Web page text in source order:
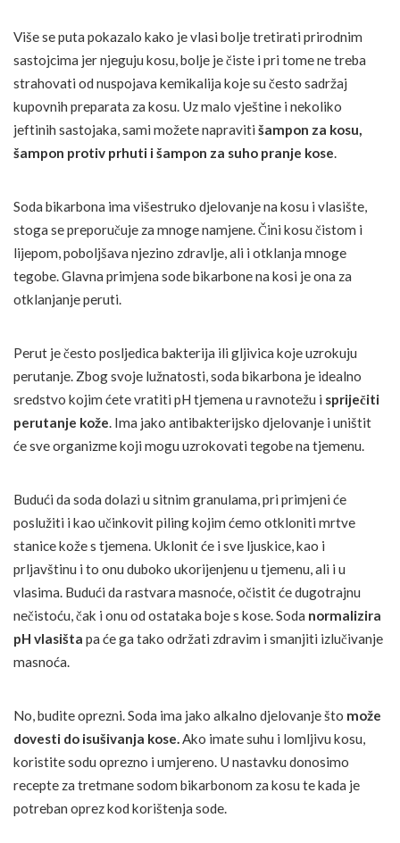
Više se puta pokazalo kako je vlasi bolje tretirati prirodnim
sastojcima jer njeguju kosu, bolje je čiste i pri tome ne treba
strahovati od nuspojava kemikalija koje su često sadržaj
kupovnih preparata za kosu. Uz malo vještine i nekoliko
jeftinih sastojaka, sami možete napraviti šampon za kosu,
šampon protiv prhuti i šampon za suho pranje kose.
Soda bikarbona ima višestruko djelovanje na kosu i vlasište,
stoga se preporučuje za mnoge namjene. Čini kosu čistom i
lijepom, poboljšava njezino zdravlje, ali i otklanja mnoge
tegobe. Glavna primjena sode bikarbone na kosi je ona za
otklanjanje peruti.
Perut je često posljedica bakterija ili gljivica koje uzrokuju
perutanje. Zbog svoje lužnatosti, soda bikarbona je idealno
sredstvo kojim ćete vratiti pH tjemena u ravnotežu i spriječiti
perutanje kože. Ima jako antibakterijsko djelovanje i uništit
će sve organizme koji mogu uzrokovati tegobe na tjemenu.
Budući da soda dolazi u sitnim granulama, pri primjeni će
poslužiti i kao učinkovit piling kojim ćemo otkloniti mrtve
stanice kože s tjemena. Uklonit će i sve ljuskice, kao i
prljavštinu i to onu duboko ukorijenjenu u tjemenu, ali i u
vlasima. Budući da rastvara masnoće, očistit će dugotrajnu
nečistoću, čak i onu od ostataka boje s kose. Soda normalizira
pH vlasišta pa će ga tako održati zdravim i smanjiti izlučivanje
masnoća.
No, budite oprezni. Soda ima jako alkalno djelovanje što može
dovesti do isušivanja kose.Ako imate suhu i lomljivu kosu,
koristite sodu oprezno i umjereno. U nastavku donosimo
recepte za tretmane sodom bikarbonom za kosu te kada je
potreban oprez kod korištenja sode.